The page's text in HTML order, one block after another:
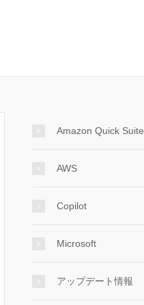
Amazon Quick Suite
AWS
Copilot
Microsoft
アップデート情報